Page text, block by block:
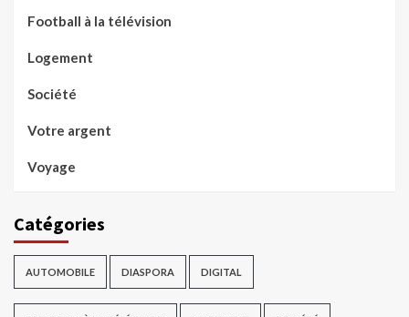
Football à la télévision
Logement
Société
Votre argent
Voyage
Catégories
AUTOMOBILE DIASPORA DIGITAL